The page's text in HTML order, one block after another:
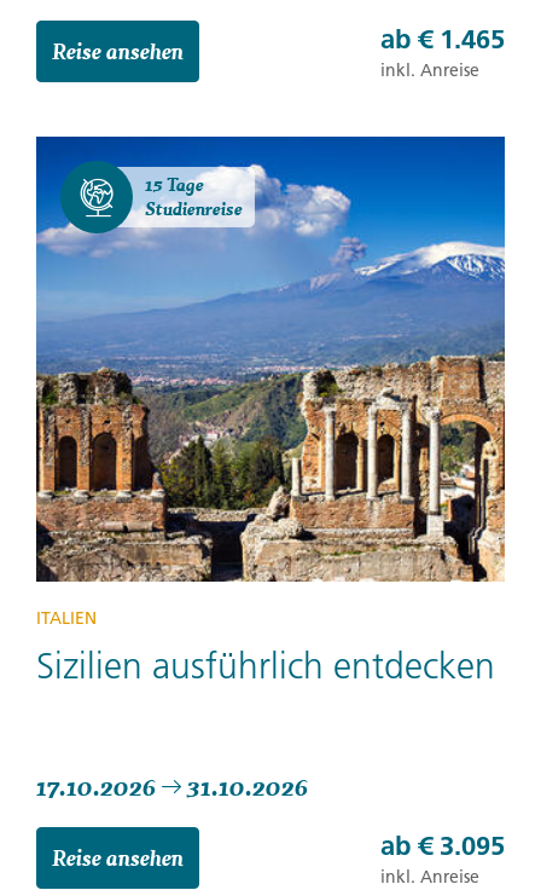
Reise ansehen ab € 1.465
inkl. Anreise
15 Tage
Studienreise
ITALIEN
Sizilien ausführlich entdecken
17.10.2026 31.10.2026
Reise ansehen ab € 3.095
inkl. Anreise